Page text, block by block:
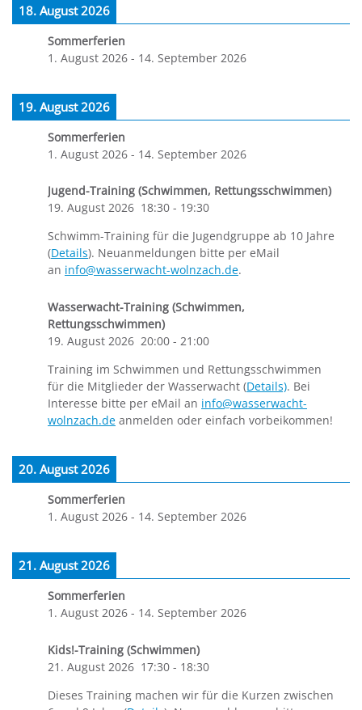
18. August 2026
Sommerferien
1. August 2026 - 14. September 2026
19. August 2026
Sommerferien
1. August 2026 - 14. September 2026
Jugend-Training (Schwimmen, Rettungsschwimmen)
19. August 2026 18:30 - 19:30
Schwimm-Training für die Jugendgruppe ab 10 Jahre
(Details). Neuanmeldungen bitte per eMail
an info@wasserwacht-wolnzach.de.
Wasserwacht-Training (Schwimmen,
Rettungsschwimmen)
19. August 2026 20:00 - 21:00
Training im Schwimmen und Rettungsschwimmen
für die Mitglieder der Wasserwacht (Details). Bei
Interesse bitte per eMail an info@wasserwacht-
wolnzach.de anmelden oder einfach vorbeikommen!
20. August 2026
Sommerferien
1. August 2026 - 14. September 2026
21. August 2026
Sommerferien
1. August 2026 - 14. September 2026
Kids!-Training (Schwimmen)
21. August 2026 17:30 - 18:30
Dieses Training machen wir für die Kurzen zwischen